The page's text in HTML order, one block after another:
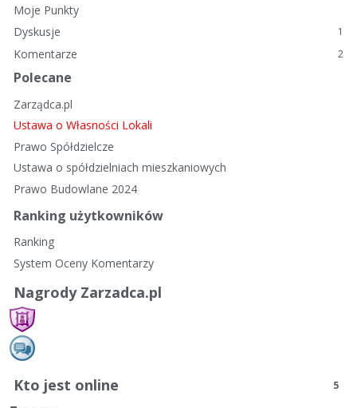
Moje Punkty
Dyskusje
1
Komentarze 2
Polecane
Zarządca.pl
Ustawa o Własności Lokali
Prawo Spółdzielcze
Ustawa o spółdzielniach mieszkaniowych
Prawo Budowlane 2024
Ranking użytkowników
Ranking
System Oceny Komentarzy
Nagrody Zarzadca.pl
Kto jest online 5